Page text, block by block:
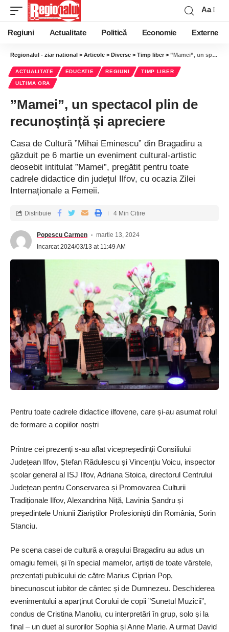
Aa
Regiuni Actualitate Politică Economie Externe
Regionalul - ziar national > Articole > Diverse > Timp liber > ”Mamei”, un spectacol plin de recunoștință și apreciere
ACTUALITATE EDUCATIE REGIUNI TIMP LIBER
ULTIMA ORA
”Mamei”, un spectacol plin de
recunoștință și apreciere
Casa de Cultură ”Mihai Eminescu” din Bragadiru a
găzduit pe 6 martie un eveniment cultural-artistic
deosebit intitulat ”Mamei”, pregătit pentru toate
cadrele didactice din județul Ilfov, cu ocazia Zilei
Internaționale a Femeii.
Popescu Carmen
martie 13, 2024
Incarcat 2024/03/13 at 11:49 AM
Distribuie 4 Min Citire
Pentru toate cadrele didactice ilfovene, care și-au asumat rolul
de formare a copiilor noștri
Printre cei prezenți s-au aflat vicepreședinții Consiliului
Județean Ilfov, Ștefan Rădulescu și Vincențiu Voicu, inspector
școlar general al ISJ Ilfov, Adriana Stoica, directorul Centrului
Județean pentru Conservarea și Promovarea Culturii
Tradiționale Ilfov, Alexandrina Niță, Lavinia Șandru și
președintele Uniunii Ziariștilor Profesioniști din România, Sorin
Stanciu.
Pe scena casei de cultură a orașului Bragadiru au adus un
omagiu femeii, și în special mamelor, artiști de toate vârstele,
prezentați publicului de către Marius Ciprian Pop,
binecunoscut iubitor de cântec și de Dumnezeu. Deschiderea
evenimentului a aparținut Corului de copii ”Sunetul Muzicii”,
condus de Cristina Manoliu, cu interpretări în grup, solo și la
final – un duet al surorilor Sophia și Anne Marie. A urmat David